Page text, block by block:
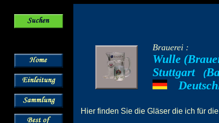
Brauerei :
Wulle
Stuttgart-- (
Hier finden Sie die Gläser die ich für